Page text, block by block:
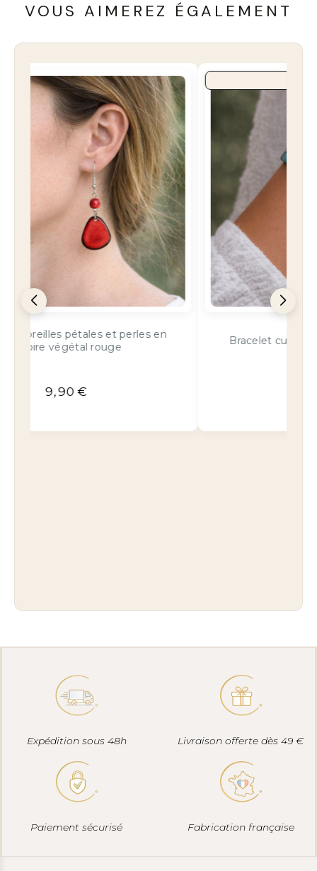
VOUS AIMEREZ ÉGALEMENT
Bracelet cuir anneaux chic bleu lézard
COUP DE COEUR
Expédition sous 48h Livraison offerte dès 49 €
Paiement sécurisé Fabrication française